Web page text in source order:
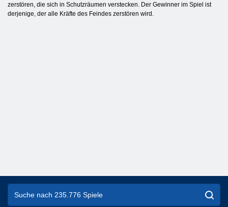
zerstören, die sich in Schutzräumen verstecken. Der Gewinner im Spiel ist
derjenige, der alle Kräfte des Feindes zerstören wird.